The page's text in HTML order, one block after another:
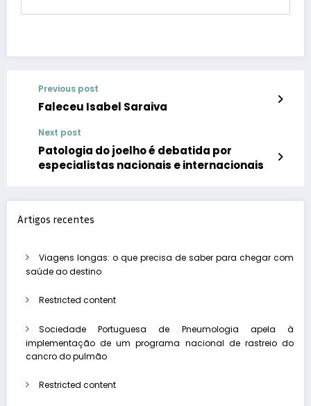
Previous post
Faleceu Isabel Saraiva
Next post
Patologia do joelho é debatida por
especialistas nacionais e internacionais
Artigos recentes
Viagens longas: o que precisa de saber para chegar com
saúde ao destino
Restricted content
Sociedade Portuguesa de Pneumologia apela à
implementação de um programa nacional de rastreio do
cancro do pulmão
Restricted content